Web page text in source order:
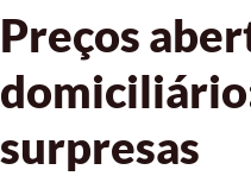
Preços
surpresas